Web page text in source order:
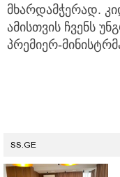
მხარდამჭერად.
ამისთვის ჩვენს
პრემიერ-
SS.GE